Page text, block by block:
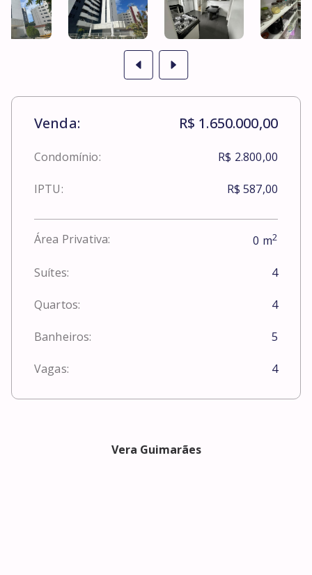
Venda: R$ 1.650.000,00
Condomínio: R$ 2.800,00
IPTU: R$ 587,00
Área Privativa: 0 m2
Suítes: 4
Quartos: 4
Banheiros: 5
Vagas: 4
Vera Guimarães